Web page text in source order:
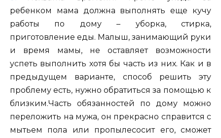
ребенком мама должна выполнять еще кучу
работы по дому – уборка, стирка,
приготовление еды. Малыш, занимающий руки
и время мамы, не оставляет возможности
успеть выполнить хотя бы часть из них. Как и в
предыдущем варианте, способ решить эту
проблему есть, нужно обратиться за помощью к
близким.Часть обязанностей по дому можно
переложить на мужа, он прекрасно справится с
мытьем пола или пропылесосит его, сможет